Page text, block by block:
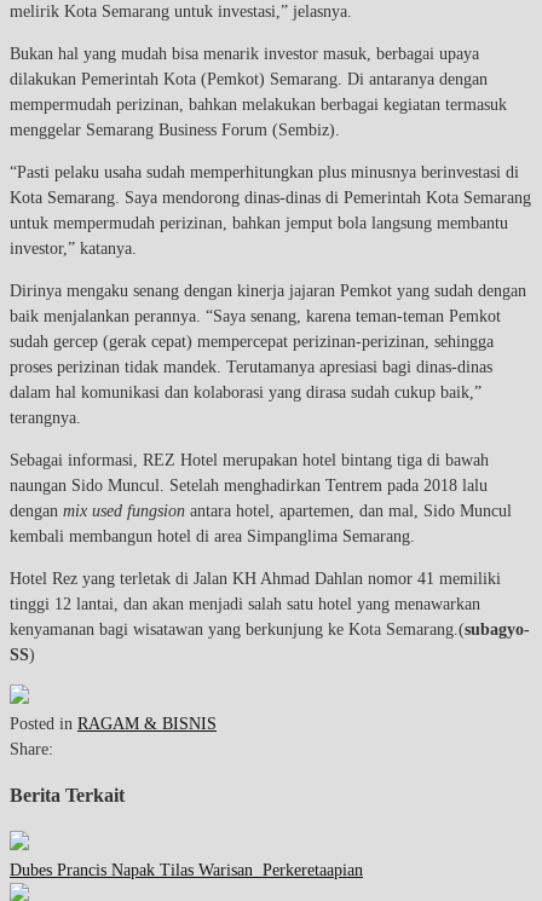
melirik Kota Semarang untuk investasi,” jelasnya.
Bukan hal yang mudah bisa menarik investor masuk, berbagai upaya
dilakukan Pemerintah Kota (Pemkot) Semarang. Di antaranya dengan
mempermudah perizinan, bahkan melakukan berbagai kegiatan termasuk
menggelar Semarang Business Forum (Sembiz).
“Pasti pelaku usaha sudah memperhitungkan plus minusnya berinvestasi di
Kota Semarang. Saya mendorong dinas-dinas di Pemerintah Kota Semarang
untuk mempermudah perizinan, bahkan jemput bola langsung membantu
investor,” katanya.
Dirinya mengaku senang dengan kinerja jajaran Pemkot yang sudah dengan
baik menjalankan perannya. “Saya senang, karena teman-teman Pemkot
sudah gercep (gerak cepat) mempercepat perizinan-perizinan, sehingga
proses perizinan tidak mandek. Terutamanya apresiasi bagi dinas-dinas
dalam hal komunikasi dan kolaborasi yang dirasa sudah cukup baik,”
terangnya.
Sebagai informasi, REZ Hotel merupakan hotel bintang tiga di bawah
naungan Sido Muncul. Setelah menghadirkan Tentrem pada 2018 lalu
dengan mix used fungsion antara hotel, apartemen, dan mal, Sido Muncul
kembali membangun hotel di area Simpanglima Semarang.
Hotel Rez yang terletak di Jalan KH Ahmad Dahlan nomor 41 memiliki
tinggi 12 lantai, dan akan menjadi salah satu hotel yang menawarkan
kenyamanan bagi wisatawan yang berkunjung ke Kota Semarang.(subagyo-
SS)
Posted in RAGAM & BISNIS
Share:
Berita Terkait
Dubes Prancis Napak Tilas Warisan Perkeretaapian